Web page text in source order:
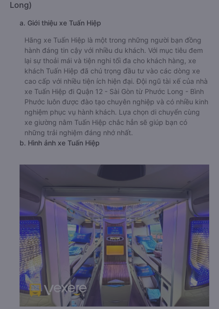
Long)
a. Giới thiệu xe Tuấn Hiệp
Hãng xe Tuấn Hiệp là một trong những người bạn đồng
hành đáng tin cậy với nhiều du khách. Với mục tiêu đem
lại sự thoải mái và tiện nghi tối đa cho khách hàng, xe
khách Tuấn Hiệp đã chú trọng đầu tư vào các dòng xe
cao cấp với nhiều tiện ích hiện đại. Đội ngũ tài xế của nhà
xe Tuấn Hiệp đi Quận 12 - Sài Gòn từ Phước Long - Bình
Phước luôn được đào tạo chuyên nghiệp và có nhiều kinh
nghiệm phục vụ hành khách. Lựa chọn di chuyển cùng
xe giường nằm Tuấn Hiệp chắc hẳn sẽ giúp bạn có
những trải nghiệm đáng nhớ nhất.
b. Hình ảnh xe Tuấn Hiệp